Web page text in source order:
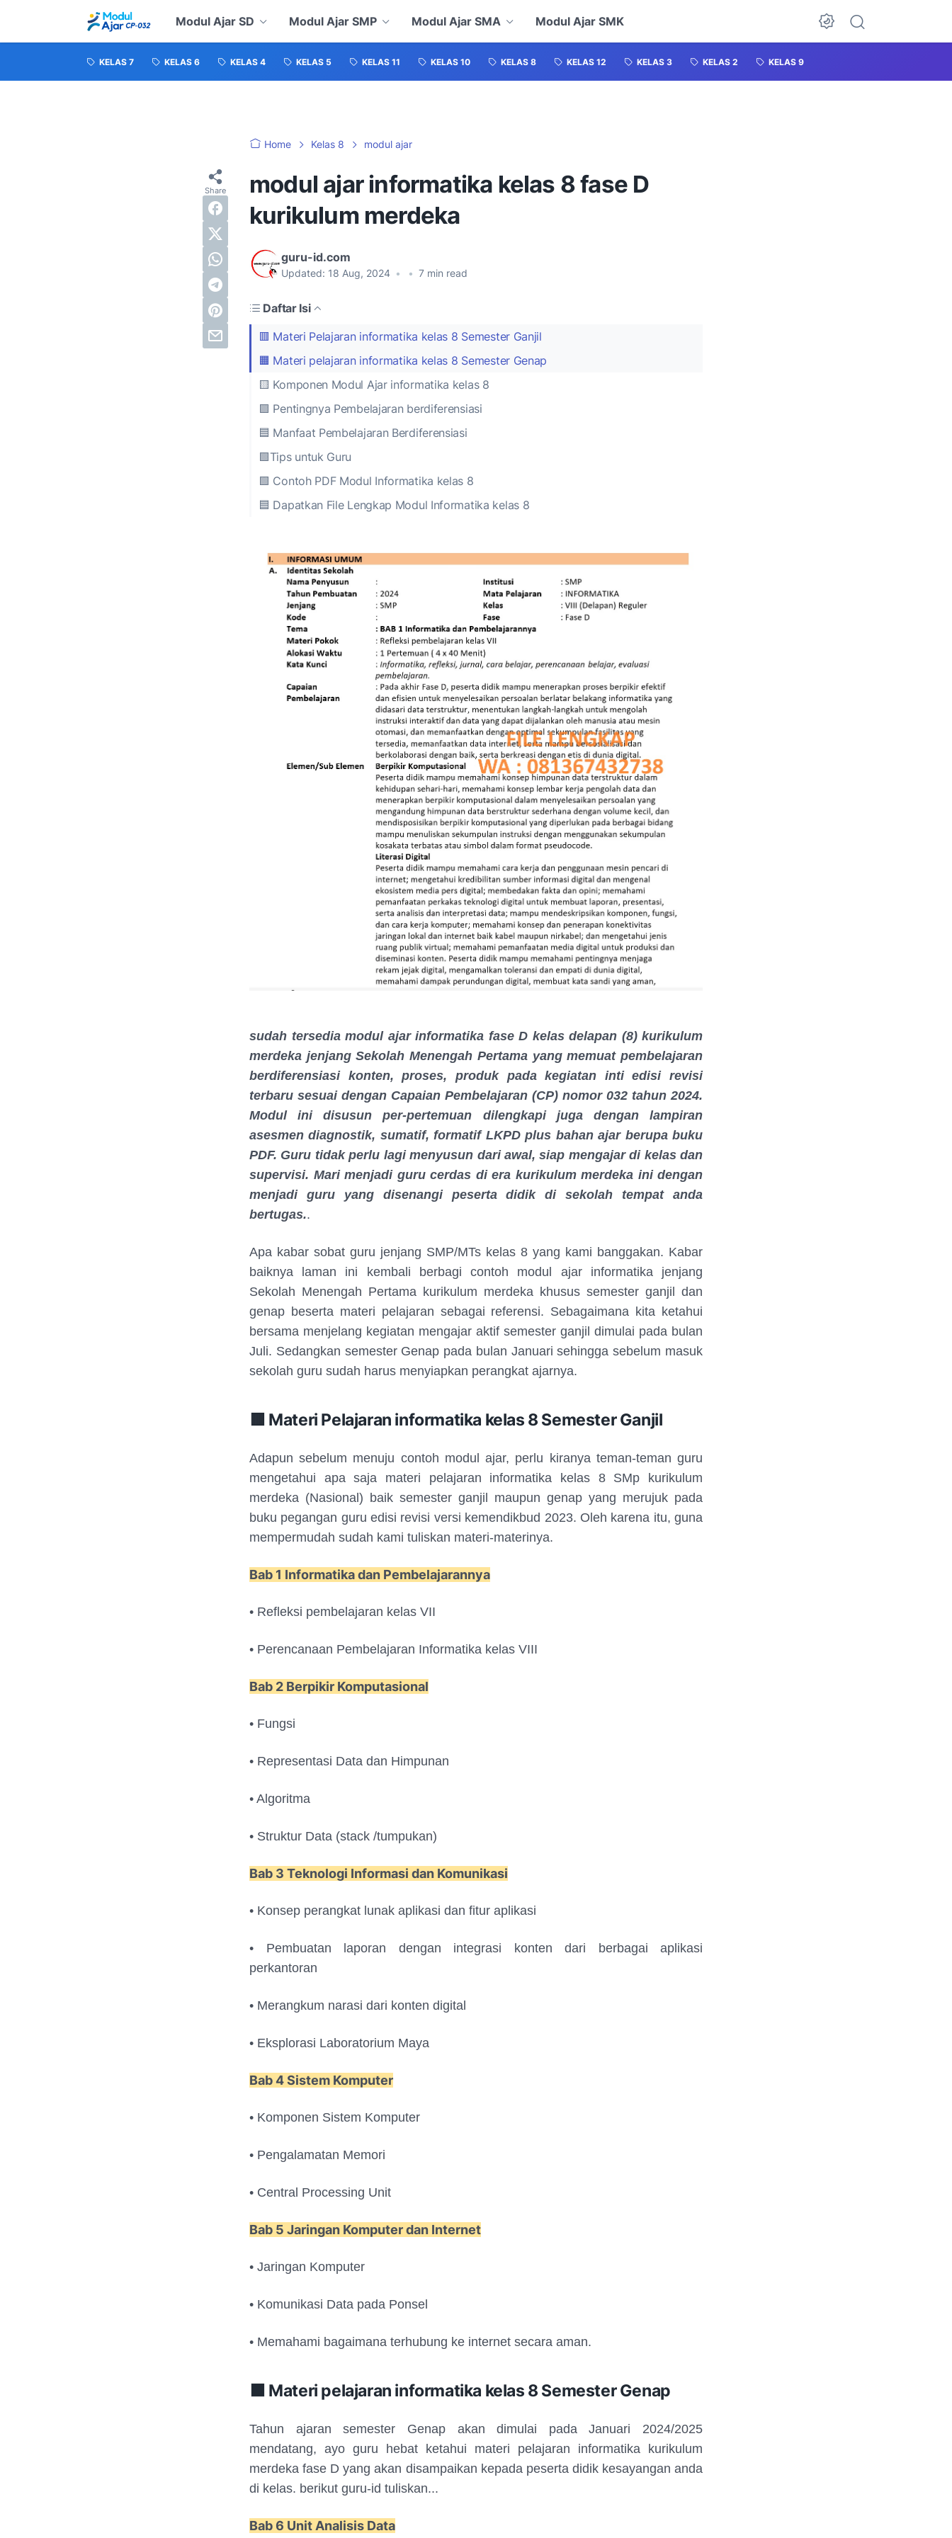
Modul Ajar SD Modul Ajar SMP Modul Ajar SMA Modul Ajar SMK
KELAS 7 KELAS 6 KELAS 4 KELAS 5 KELAS 11 KELAS 10 KELAS 8 KELAS 12 KELAS 3 KELAS 2 KELAS 9
Home Kelas 8 modul ajar
modul ajar informatika kelas 8 fase D
kurikulum merdeka
guru-id.com
Updated: 18 Aug, 2024 • • 7 min read
Daftar Isi
🟥 Materi Pelajaran informatika kelas 8 Semester Ganjil
🟧 Materi pelajaran informatika kelas 8 Semester Genap
🟨 Komponen Modul Ajar informatika kelas 8
🟪 Pentingnya Pembelajaran berdiferensiasi
🟦 Manfaat Pembelajaran Berdiferensiasi
🟩Tips untuk Guru
🟩 Contoh PDF Modul Informatika kelas 8
🟦 Dapatkan File Lengkap Modul Informatika kelas 8
sudah tersedia modul ajar informatika fase D kelas delapan (8) kurikulum
merdeka jenjang Sekolah Menengah Pertama yang memuat pembelajaran
berdiferensiasi konten, proses, produk pada kegiatan intiedisi revisi
terbaru sesuai dengan Capaian Pembelajaran (CP) nomor 032 tahun 2024.
Modul ini disusun per-pertemuan dilengkapi juga dengan lampiran
asesmen diagnostik, sumatif, formatif LKPD plus bahan ajar berupa buku
PDF. Guru tidak perlu lagi menyusun dari awal, siap mengajar di kelas dan
supervisi. Mari menjadi guru cerdas di era kurikulum merdeka ini dengan
menjadi guru yang disenangi peserta didik di sekolah tempat anda
bertugas..
Apa kabar sobat guru jenjang SMP/MTs kelas 8 yang kami banggakan. Kabar
baiknya laman ini kembali berbagi contoh modul ajar informatika jenjang
Sekolah Menengah Pertama kurikulum merdeka khusus semester ganjil dan
genap beserta materi pelajaran sebagai referensi. Sebagaimana kita ketahui
bersama menjelang kegiatan mengajar aktif semester ganjil dimulai pada bulan
Juli. Sedangkan semester Genap pada bulan Januari sehingga sebelum masuk
sekolah guru sudah harus menyiapkan perangkat ajarnya.
🟥 Materi Pelajaran informatika kelas 8 Semester Ganjil
Adapun sebelum menuju contoh modul ajar, perlu kiranya teman-teman guru
mengetahui apa saja materi pelajaran informatika kelas 8 SMp kurikulum
merdeka (Nasional) baik semester ganjil maupun genap yang merujuk pada
buku pegangan guru edisi revisi versi kemendikbud 2023. Oleh karena itu, guna
mempermudah sudah kami tuliskan materi-materinya.
Bab 1 Informatika dan Pembelajarannya
• Refleksi pembelajaran kelas VII
• Perencanaan Pembelajaran Informatika kelas VIII
Bab 2 Berpikir Komputasional
• Fungsi
• Representasi Data dan Himpunan
• Algoritma
• Struktur Data (stack /tumpukan)
Bab 3 Teknologi Informasi dan Komunikasi
• Konsep perangkat lunak aplikasi dan fitur aplikasi
• Pembuatan laporan dengan integrasi konten dari berbagai aplikasi
perkantoran
• Merangkum narasi dari konten digital
• Eksplorasi Laboratorium Maya
Bab 4 Sistem Komputer
• Komponen Sistem Komputer
• Pengalamatan Memori
• Central Processing Unit
Bab 5 Jaringan Komputer dan Internet
• Jaringan Komputer
• Komunikasi Data pada Ponsel
• Memahami bagaimana terhubung ke internet secara aman.
🟧 Materi pelajaran informatika kelas 8 Semester Genap
Tahun ajaran semester Genap akan dimulai pada Januari 2024/2025
mendatang, ayo guru hebat ketahui materi pelajaran informatika kurikulum
merdeka fase D yang akan disampaikan kepada peserta didik kesayangan anda
di kelas. berikut guru-id tuliskan...
Bab 6 Unit Analisis Data